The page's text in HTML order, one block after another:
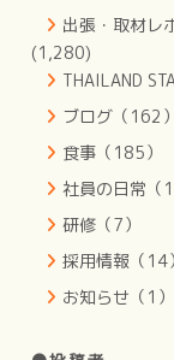
出張・取材レ
(1,280)
THAILAND
ブログ（162）
食事（185）
社員の日常（
研修（7）
採用情報（14）
お知らせ（1）